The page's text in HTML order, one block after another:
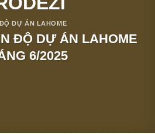
DỰ ÁN LAHOME
ĐỘ DỰ ÁN LAHOME
6/2025